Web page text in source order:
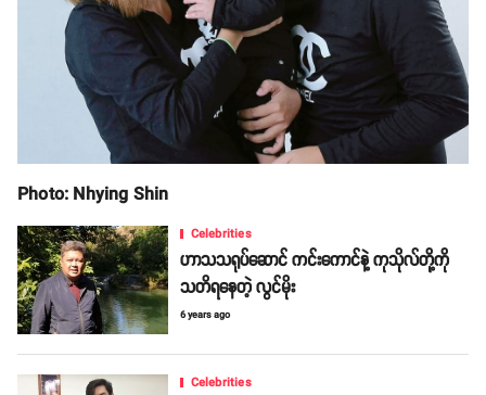
Photo: Nhying Shin
Celebrities
ဟာသသရုပ်ဆောင် ကင်းကောင်နဲ့ ကုသိုလ်တို့ကို
သတိရနေတဲ့ လွင်မိုး
6 years ago
Celebrities